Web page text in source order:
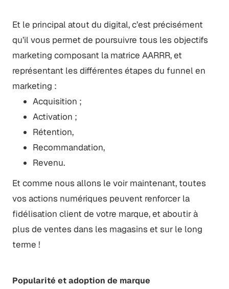
Et le principal atout du digital, c’est précisément
qu’il vous permet de poursuivre tous les objectifs
marketing composant la matrice AARRR, et
représentant les différentes étapes du funnel en
marketing :
Acquisition ;
Activation ;
Rétention,
Recommandation,
Revenu.
Et comme nous allons le voir maintenant, toutes
vos actions numériques peuvent renforcer la
fidélisation client de votre marque, et aboutir à
plus de ventes dans les magasins et sur le long
terme !
Popularité et adoption de marque